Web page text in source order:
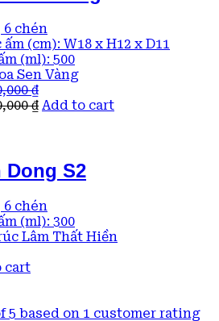
6 chén
(cm): W18 x H12 x D11
(ml): 500
Sen Vàng
₫
₫ Add to cart
Dong S2
6 chén
(ml): 300
Lâm Thất Hiền
cart
5 based on 1 customer rating